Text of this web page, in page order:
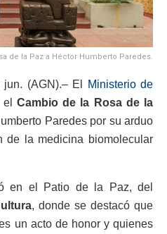
de la Paz a Héctor Humberto Paredes.
(AGN).– El
Ministerio de
elCambio de la Rosa de la
Paredes por su arduo
de la medicina biomolecular
en el Patio de la Paz, del
, donde se destacó que
un acto de honor y quienes